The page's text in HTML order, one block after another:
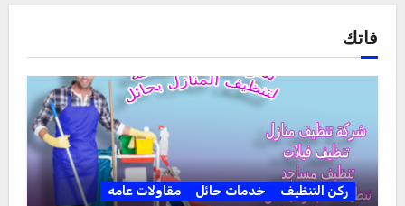
فاتك
ركن التنظيف خدمات حائل مقاولات عامه